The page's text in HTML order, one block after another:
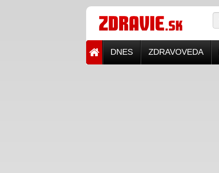
DNES ZDRAVOVEDA